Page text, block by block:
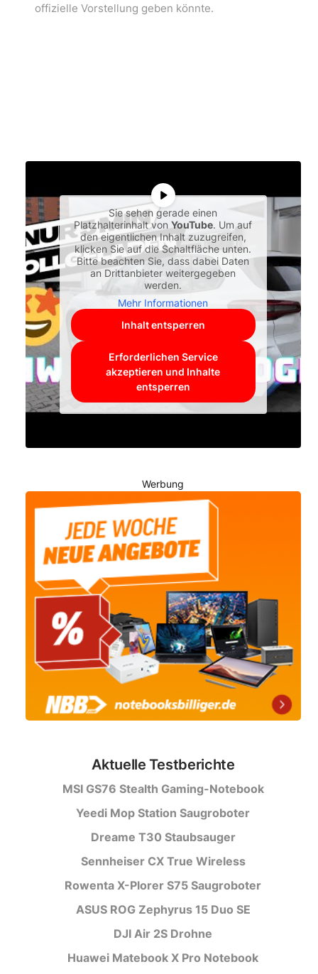
offizielle Vorstellung geben könnte.
Sie sehen gerade einen
Platzhalterinhalt vonYouTube. Um auf
den eigentlichen Inhalt zuzugreifen,
klicken Sie auf die Schaltfläche unten.
Bitte beachten Sie, dass dabei Daten
an Drittanbieter weitergegeben
werden.
Mehr Informationen
Inhalt entsperren
Erforderlichen Service
akzeptieren und Inhalte
entsperren
Werbung
Aktuelle Testberichte
MSI GS76 Stealth Gaming-Notebook
Yeedi Mop Station Saugroboter
Dreame T30 Staubsauger
Sennheiser CX True Wireless
Rowenta X-Plorer S75 Saugroboter
ASUS ROG Zephyrus 15 Duo SE
DJI Air 2S Drohne
Huawei Matebook X Pro Notebook